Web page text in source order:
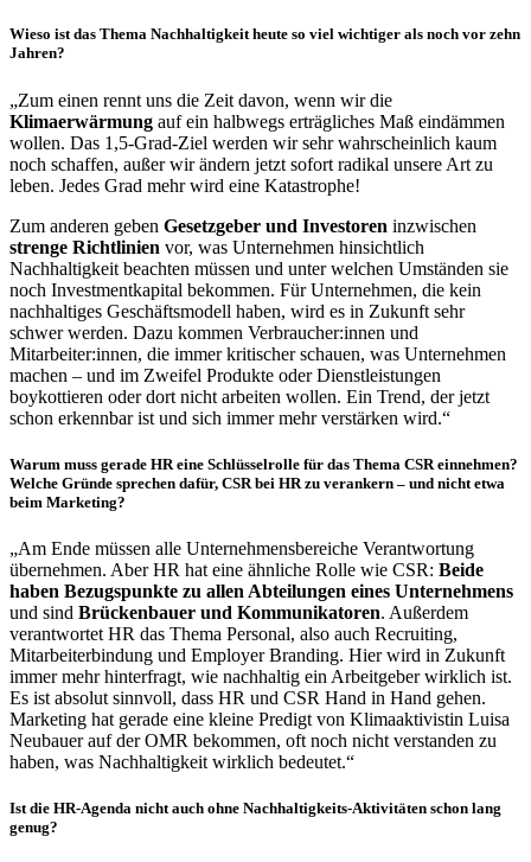
Wieso ist das Thema Nachhaltigkeit heute so viel wichtiger als noch vor zehn
Jahren?
„Zum einen rennt uns die Zeit davon, wenn wir die
Klimaerwärmung auf ein halbwegs erträgliches Maß eindämmen
wollen. Das 1,5-Grad-Ziel werden wir sehr wahrscheinlich kaum
noch schaffen, außer wir ändern jetzt sofort radikal unsere Art zu
leben. Jedes Grad mehr wird eine Katastrophe!
Zum anderen geben Gesetzgeber und Investoren inzwischen
strenge Richtlinien vor, was Unternehmen hinsichtlich
Nachhaltigkeit beachten müssen und unter welchen Umständen sie
noch Investmentkapital bekommen. Für Unternehmen, die kein
nachhaltiges Geschäftsmodell haben, wird es in Zukunft sehr
schwer werden. Dazu kommen Verbraucher:innen und
Mitarbeiter:innen, die immer kritischer schauen, was Unternehmen
machen – und im Zweifel Produkte oder Dienstleistungen
boykottieren oder dort nicht arbeiten wollen. Ein Trend, der jetzt
schon erkennbar ist und sich immer mehr verstärken wird.“
Warum muss gerade HR eine Schlüsselrolle für das Thema CSR einnehmen?
Welche Gründe sprechen dafür, CSR bei HR zu verankern – und nicht etwa
beim Marketing?
„Am Ende müssen alle Unternehmensbereiche Verantwortung
übernehmen. Aber HR hat eine ähnliche Rolle wie CSR: Beide
haben Bezugspunkte zu allen Abteilungen eines Unternehmens
und sind Brückenbauer und Kommunikatoren. Außerdem
verantwortet HR das Thema Personal, also auch Recruiting,
Mitarbeiterbindung und Employer Branding. Hier wird in Zukunft
immer mehr hinterfragt, wie nachhaltig ein Arbeitgeber wirklich ist.
Es ist absolut sinnvoll, dass HR und CSR Hand in Hand gehen.
Marketing hat gerade eine kleine Predigt von Klimaaktivistin Luisa
Neubauer auf der OMR bekommen, oft noch nicht verstanden zu
haben, was Nachhaltigkeit wirklich bedeutet.“
Ist die HR-Agenda nicht auch ohne Nachhaltigkeits-Aktivitäten schon lang
genug?